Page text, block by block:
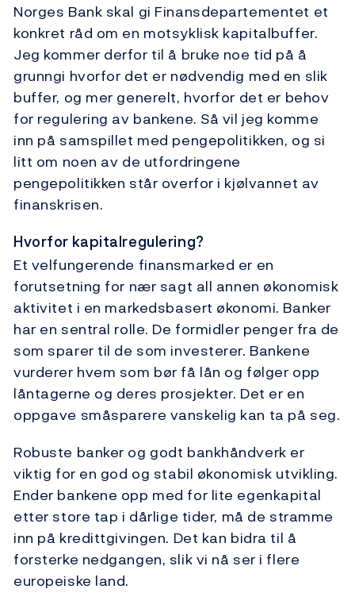
Norges Bank skal gi Finansdepartementet et
konkret råd om en motsyklisk kapitalbuffer.
Jeg kommer derfor til å bruke noe tid på å
grunngi hvorfor det er nødvendig med en slik
buffer, og mer generelt, hvorfor det er behov
for regulering av bankene. Så vil jeg komme
inn på samspillet med pengepolitikken, og si
litt om noen av de utfordringene
pengepolitikken står overfor i kjølvannet av
finanskrisen.
Hvorfor kapitalregulering?
Et velfungerende finansmarked er en
forutsetning for nær sagt all annen økonomisk
aktivitet i en markedsbasert økonomi. Banker
har en sentral rolle. De formidler penger fra de
som sparer til de som investerer. Bankene
vurderer hvem som bør få lån og følger opp
låntagerne og deres prosjekter. Det er en
oppgave småsparere vanskelig kan ta på seg.
Robuste banker og godt bankhåndverk er
viktig for en god og stabil økonomisk utvikling.
Ender bankene opp med for lite egenkapital
etter store tap i dårlige tider, må de stramme
inn på kredittgivingen. Det kan bidra til å
forsterke nedgangen, slik vi nå ser i flere
europeiske land.